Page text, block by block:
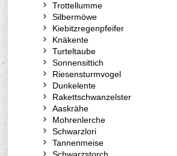
Trottellumme
Silbermöwe
Kiebitzregenpfeifer
Knäkente
Turteltaube
Sonnensittich
Riesensturmvogel
Dunkelente
Rakettschwanzelster
Aaskrähe
Mohrenlerche
Schwarzlori
Tannenmeise